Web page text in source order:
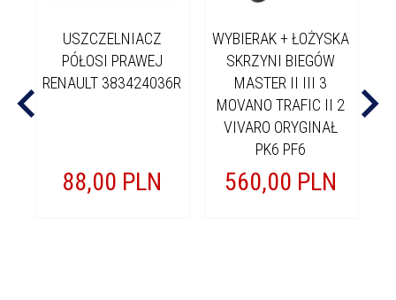
USZCZELNIACZ
PÓŁOSI PRAWEJ
RENAULT 383424036R
88,00 PLN
WYBIERAK + ŁOŻYSKA
SKRZYNI BIEGÓW
MASTER II III 3
MOVANO TRAFIC II 2
VIVARO ORYGINAŁ
PK6 PF6
560,00 PLN